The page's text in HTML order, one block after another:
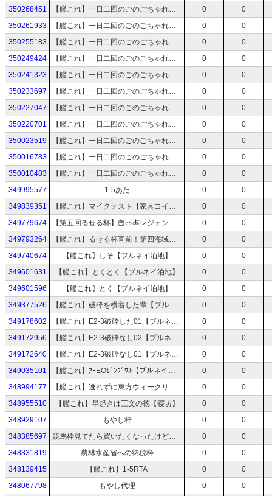
350268451
【艦これ】一日二回のごのごちゃれんじ4月Day08【ブルネイ泊地】 0
0
350261933
【艦これ】一日二回のごのごちゃれんじ4月Day07【ブルネイ泊地】 0
0
350255183
【艦これ】一日二回のごのごちゃれんじ4月Day06【ブルネイ泊地】 0
0
350249424
【艦これ】一日二回のごのごちゃれんじ4月Day05【ブルネイ泊地】 0
0
350241323
【艦これ】一日二回のごのごちゃれんじ4月Day04【ブルネイ泊地】 0
0
350233697
【艦これ】一日二回のごのごちゃれんじ4月Day03【ブルネイ泊地】 0
0
350227047
【艦これ】一日二回のごのごちゃれんじ4月Day02【ブルネイ泊地】 0
0
350220701
【艦これ】一日二回のごのごちゃれんじ4月Day01【ブルネイ泊地】 0
0
350023519
【艦これ】一日二回のごのごちゃれんじ3月Day03【ブルネイ泊地】 0
0
350016783
【艦これ】一日二回のごのごちゃれんじ3月Day02【ブルネイ泊地】 0
0
350010483
【艦これ】一日二回のごのごちゃれんじ【ブルネイ泊地】 0
0
349995577
1-5あた 0
0
349839351
【艦これ】マイクテスト【家具コイン 】 0
0
349779674
【第五回るせる杯】🍟🥗🍝レジェンド徳盛スイーツパラダイス🍈🍛🍙 第4海域【艦これ】 0
0
349793264
【艦これ】るせる杯直前！第四海域公開試走！【🍟🥗🍝レジェンド徳盛スイーツパラダイス🍈🍛🍙 】 0
0
349740674
【艦これ】しそ【ブルネイ泊地】 0
0
349601631
【艦これ】とくとく【ブルネイ泊地】 0
0
349601596
【艦これ】とく【ブルネイ泊地】 0
0
349377526
【艦これ】破砕を横着した輩【ブルネイ泊地】 0
0
349178602
【艦これ】E2-3破砕した01【ブルネイ泊地】 0
0
349172956
【艦これ】E2-3破砕なし02【ブルネイ泊地】 0
0
349172640
【艦これ】E2-3破砕なし01【ブルネイ泊地】 0
0
349035101
【艦これ】ｱｰEOｾﾞﾝﾌﾞﾜﾙ【ブルネイ泊地】 0
0
348994177
【艦これ】逸れずに東方ウィークリーを逃げ切る枠【ブルネイ泊地】 0
0
348955510
【艦これ】早起きは三文の徳【寝坊】 0
0
348929107
もやし枠 0
0
348385697
競馬枠見てたら買いたくなったけど残高500円しか残ってなかった 0
0
348331819
農林水産省への納税枠 0
0
348139415
【艦これ】1-5RTA 0
0
348067798
もやし代理 0
0